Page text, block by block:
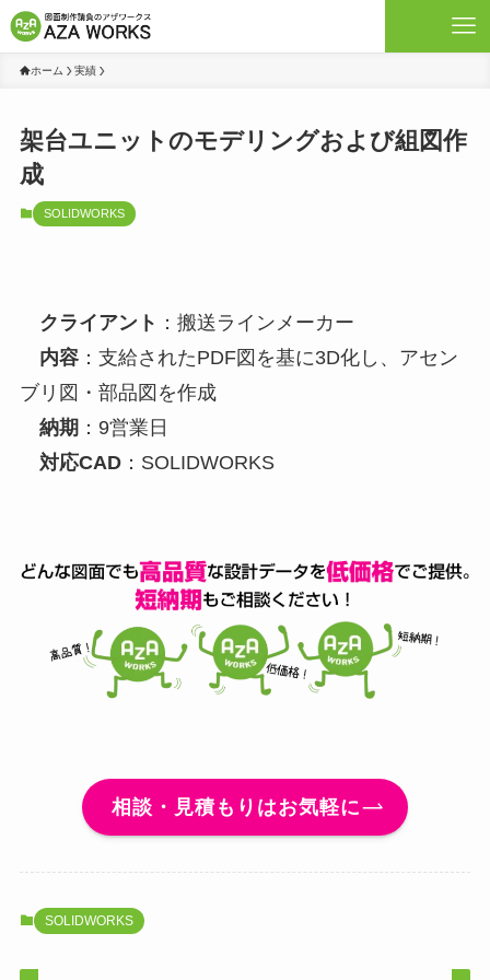
ホーム 実績
架台ユニットのモデリングおよび組図作
成
SOLIDWORKS
クライアント ：搬送ラインメーカー
内容：支給されたPDF図を基に3D化し、アセン
ブリ図・部品図を作成
納期 ：9営業日
対応CAD：SOLIDWORKS
相談・見積もりはお気軽に
SOLIDWORKS